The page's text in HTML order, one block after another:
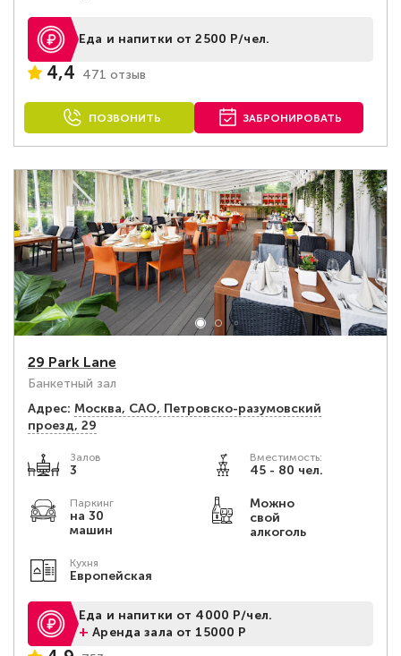
Еда и напитки от 2500 Р/чел.
4,4 471 отзыв
ПОЗВОНИТЬ ЗАБРОНИРОВАТЬ
29 Park Lane
Банкетный зал
Адрес: Москва, САО, Петровско-разумовский
проезд, 29
Залов
3
Вместимость:
45 - 80 чел.
Паркинг
на 30
машин
Можно
свой
алкоголь
Кухня
Европейская
Еда и напитки от 4000 Р/чел.
+Аренда зала от 15000 Р